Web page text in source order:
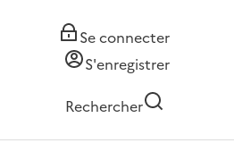
Se connecter
S'enregistrer
Rechercher